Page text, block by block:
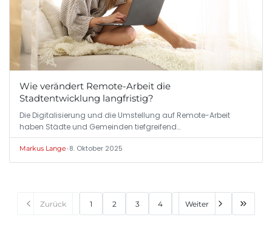
Wie verändert Remote-Arbeit die
Stadtentwicklung langfristig?
Die Digitalisierung und die Umstellung auf Remote-Arbeit
haben Städte und Gemeinden tiefgreifend…
Markus Lange•8. Oktober 2025
Zurück 1 2 3 4 Weiter